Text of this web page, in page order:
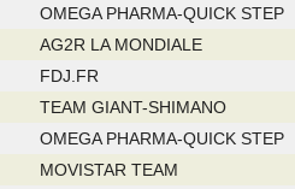
OMEGA PHARMA-QUICK STEP
AG2R LA MONDIALE
FDJ.FR
TEAM GIANT-SHIMANO
OMEGA PHARMA-QUICK STEP
MOVISTAR TEAM